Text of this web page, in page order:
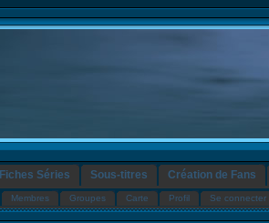
Fiches Séries Sous-titres Création de Fans
Membres Groupes Carte Profil Se connecter